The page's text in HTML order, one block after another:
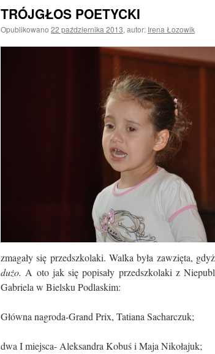
TRÓJGŁOS POETYCKI
Opublikowano 22 października 2013, autor: Irena Łozowik
zmagały się przedszkolaki. Walka była zawzięta,
dużo. A oto jak się popisały przedszkolaki z
Gabriela w Bielsku Podlaskim:
Główna nagroda-Grand Prix, Tatiana Sacharczuk;
dwa I miejsca- Aleksandra Kobuś i Maja Nikołajuk;